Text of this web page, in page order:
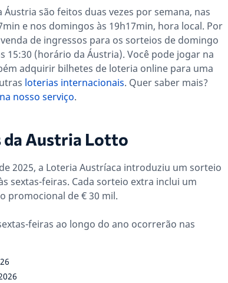
são feitos duas vezes por semana, nas
e nos domingos às 19h17min, hora local. Por
de ingressos para os sorteios de domingo
15:30 (horário da Áustria). Você pode jogar na
adquirir bilhetes de loteria online para uma
loterias internacionais. Quer saber mais?
nosso serviço.
Austria Lotto
2025, a Loteria Austríaca introduziu um sorteio
sextas-feiras. Cada sorteio extra inclui um
promocional de € 30 mil.
feiras ao longo do ano ocorrerão nas